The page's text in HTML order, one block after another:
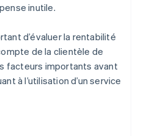
inutile.
d’évaluer la rentabilité
de la clientèle de
facteurs importants avant
à l’utilisation d’un service